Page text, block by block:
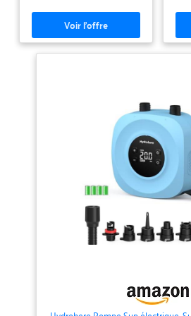
radeaux, matelas gonflables,
petites piscines et autres articles
gonflables. Légère et compacte
avec seulement 2 kg, cette
pompe electrique paddle est
alimentation pour une utilisation
flexible]Doté d’une batterie
rechargeable haute capacité de
13 500 mAh, ce gonfleur paddle
electrique peut gonfler 4 SUP
avec une charge complète, ce qui
le rend idéal pour les sorties en
famille et les activités de groupe.
Il prend aussi en charge
l’alimentation 12 V DC via un
véhicule, offrant une solution
pratique en
déplacement.Rechargez
l’appareil rapidement après une
à double étage]Cette pompe
electrique paddle permet de
(4,5
10